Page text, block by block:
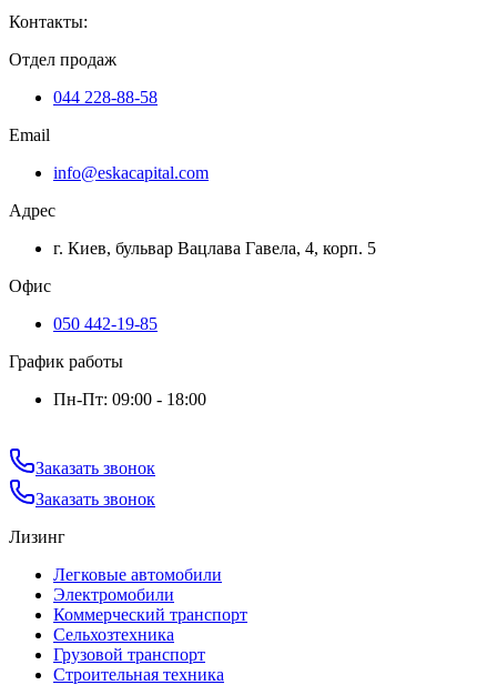
Контакты:
Отдел продаж
044 228-88-58
Email
info@eskacapital.com
Адрес
г. Киев, бульвар Вацлава Гавела, 4, корп. 5
Офис
050 442-19-85
График работы
Пн-Пт: 09:00 - 18:00
Заказать звонок
Заказать звонок
Лизинг
Легковые автомобили
Электромобили
Коммерческий транспорт
Сельхозтехника
Грузовой транспорт
Строительная техника